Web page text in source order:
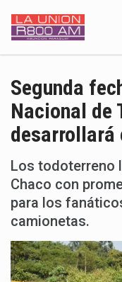
Segunda
Nacional de
desarrollará
Los todoterreno
Chaco con
para los
camionetas.